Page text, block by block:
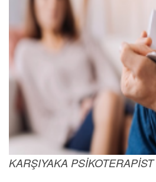
KARŞIYAKA PSİKOTERAPİST